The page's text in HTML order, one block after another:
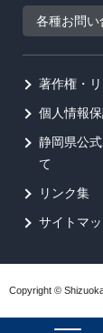
各種お問い
著作権・
個人情報
静岡県公
て
リンク集
サイトマ
Copyright ©